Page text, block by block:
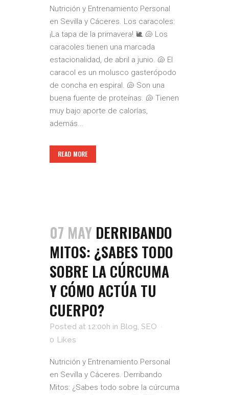
Nutrición y Entrenamiento Personal
en Sevilla y Cáceres. Los caracoles:
¡La tapa de la primavera! 🐌 🐚 Los
caracoles tienen una marcada
estacionalidad, de abril a junio. 🐚 El
caracol es un molusco gasterópodo
de concha en espiral. 🐚 Son una
buena fuente de proteínas. 🐚 Tienen
muy bajo aporte de calorías,
además...
READ MORE
07 MAY DERRIBANDO
MITOS: ¿SABES TODO
SOBRE LA CÚRCUMA
Y CÓMO ACTÚA TU
CUERPO?
Posted at 12:00h in Blog, SEO
0 Likes
Nutrición y Entrenamiento Personal
en Sevilla y Cáceres. Derribando
Mitos: ¿Sabes todo sobre la cúrcuma